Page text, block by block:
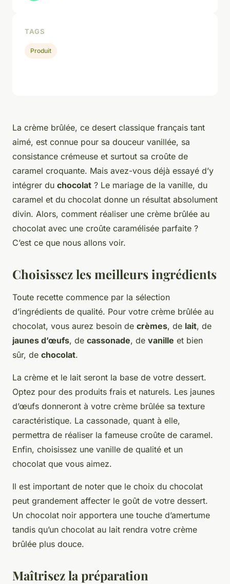
La crème brûlée, ce desert classique français tant
aimé, est connue pour sa douceur vanillée, sa
consistance crémeuse et surtout sa croûte de
caramel croquante. Mais avez-vous déjà essayé d’y
intégrer du chocolat ? Le mariage de la vanille, du
caramel et du chocolat donne un résultat absolument
divin. Alors, comment réaliser une crème brûlée au
chocolat avec une croûte caramélisée parfaite ?
C’est ce que nous allons voir.
Choisissez les meilleurs ingrédients
Toute recette commence par la sélection
d’ingrédients de qualité. Pour votre crème brûlée au
chocolat, vous aurez besoin de crèmes, de lait, de
jaunes d’œufs, de cassonade, de vanille et bien
sûr, de chocolat.
La crème et le lait seront la base de votre dessert.
Optez pour des produits frais et naturels. Les jaunes
d’œufs donneront à votre crème brûlée sa texture
caractéristique. La cassonade, quant à elle,
permettra de réaliser la fameuse croûte de caramel.
Enfin, choisissez une vanille de qualité et un
chocolat que vous aimez.
Il est important de noter que le choix du chocolat
peut grandement affecter le goût de votre dessert.
Un chocolat noir apportera une touche d’amertume
tandis qu’un chocolat au lait rendra votre crème
brûlée plus douce.
Maîtrisez la préparation
TAGS
Produit